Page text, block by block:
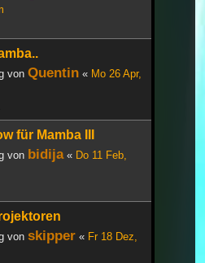
von Quentin « Mo 26 Apr,
für Mamba III
von bidija« Do 11 Feb,
von skipper « Fr 18 Dez,